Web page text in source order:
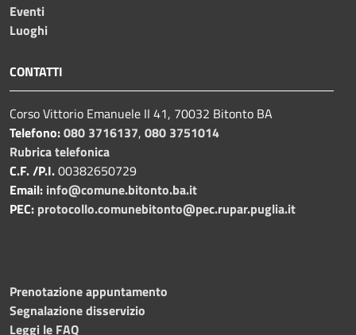
Eventi
Luoghi
CONTATTI
Corso Vittorio Emanuele II 41, 70032 Bitonto BA
Telefono:080 3716137, 080 3751014
Rubrica telefonica
C.F. /P.I.00382650729
Email: info@comune.bitonto.ba.it
PEC: protocollo.comunebitonto@pec.rupar.puglia.it
Prenotazione appuntamento
Segnalazione disservizio
Leggi le FAQ